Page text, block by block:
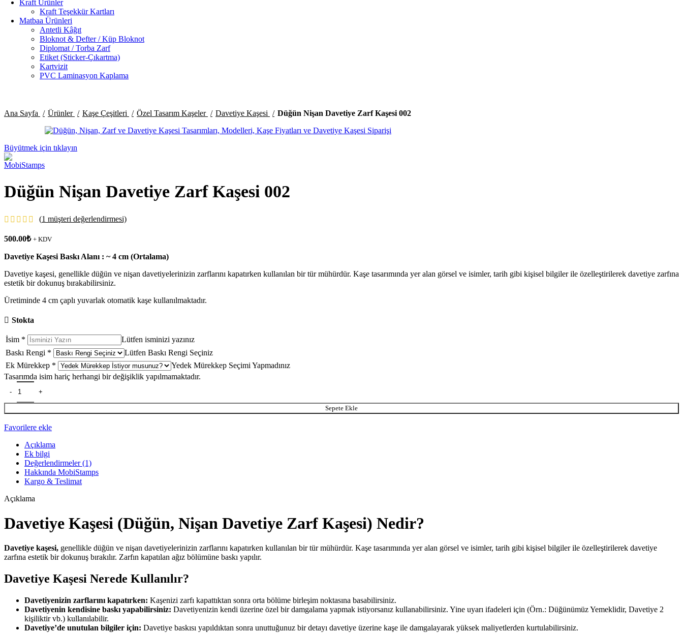
Kraft Ürünler
Kraft Teşekkür Kartları
Matbaa Ürünleri
Antetli Kâğıt
Bloknot & Defter / Küp Bloknot
Diplomat / Torba Zarf
Etiket (Sticker-Çıkartma)
Kartvizit
PVC Laminasyon Kaplama
Ana Sayfa Ürünler Kaşe Çeşitleri Özel Tasarım Kaşeler Davetiye Kaşesi Düğün Nişan Davetiye Zarf Kaşesi 002
Büyütmek için tıklayın
Düğün Nişan Davetiye Zarf Kaşesi 002
(1 müşteri değerlendirmesi)
500.00₺ + KDV
Davetiye Kaşesi Baskı Alanı : ~ 4 cm (Ortalama)
Davetiye kaşesi, genellikle düğün ve nişan davetiyelerinizin zarflarını kapatırken kullanılan bir tür mühürdür. Kaşe tasarımında yer alan görsel ve isimler, tarih gibi kişisel bilgiler ile özelleştirilerek davetiye zarfına
estetik bir dokunuş bırakabilirsiniz.
Üretiminde 4 cm çaplı yuvarlak otomatik kaşe kullanılmaktadır.
Stokta
İsim *
Lütfen isminizi yazınız
Baskı Rengi *
Lütfen Baskı Rengi Seçiniz
Ek Mürekkep *
Yedek Mürekkep Seçimi Yapmadınız
Tasarımda isim hariç herhangi bir değişiklik yapılmamaktadır.
Sepete Ekle
Favorilere ekle
Açıklama
Ek bilgi
Değerlendirmeler (1)
Hakkında MobiStamps
Kargo & Teslimat
Açıklama
Davetiye Kaşesi (Düğün, Nişan Davetiye Zarf Kaşesi) Nedir?
Davetiye kaşesi, genellikle düğün ve nişan davetiyelerinizin zarflarını kapatırken kullanılan bir tür mühürdür. Kaşe tasarımında yer alan görsel ve isimler, tarih gibi kişisel bilgiler ile özelleştirilerek davetiye
zarfına estetik bir dokunuş bırakılır. Zarfın kapatılan ağız bölümüne baskı yapılır.
Davetiye Kaşesi Nerede Kullanılır?
Davetiyenizin zarflarını kapatırken: Kaşenizi zarfı kapattıktan sonra orta bölüme birleşim noktasına basabilirsiniz.
Davetiyenin kendisine baskı yapabilirsiniz: Davetiyenizin kendi üzerine özel bir damgalama yapmak istiyorsanız kullanabilirsiniz. Yine uyarı ifadeleri için (Örn.: Düğünümüz Yemeklidir, Davetiye 2
kişiliktir vb.) kullanılabilir.
Davetiye’de unutulan bilgiler için: Davetiye baskısı yapıldıktan sonra unuttuğunuz bir detayı davetiye üzerine kaşe ile damgalayarak yüksek maliyetlerden kurtulabilirsiniz.